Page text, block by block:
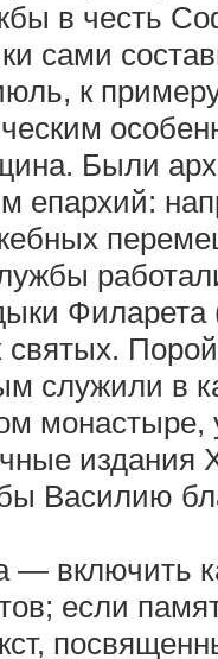
в честь
сами
к
Были
епархий:
служили в
Василию
— включить
если